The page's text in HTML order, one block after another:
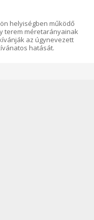
helyiségben működő
terem méretarányainak
az úgynevezett
hatását.